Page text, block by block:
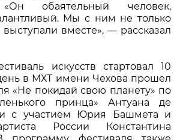
«Он обаятельный человек,
Мы с ним не только
вместе», — рассказал
искусств стартовал 10
в МХТ имени Чехова прошел
«Не покидай свою планету» по
принца» Антуана де
с участием Юрия Башмета и
России Константина